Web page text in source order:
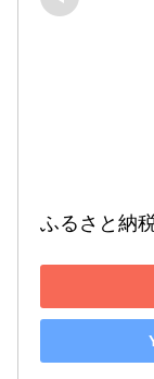
ふるさと納